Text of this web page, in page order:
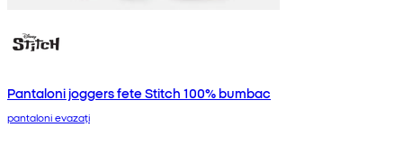
Pantaloni joggers fete Stitch 100% bumbac
pantaloni evazați